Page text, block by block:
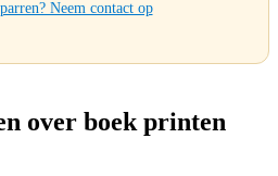
Neem contact op
over boek printen